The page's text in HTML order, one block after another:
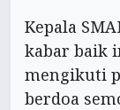
Kepala
kabar baik
mengikuti
berdoa